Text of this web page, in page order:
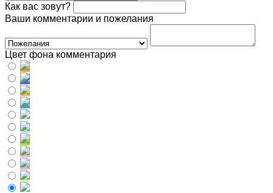
Как вас зовут?
Ваши комментарии и пожелания
Цвет фона комментария